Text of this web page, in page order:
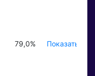
79,0% Показать ₽